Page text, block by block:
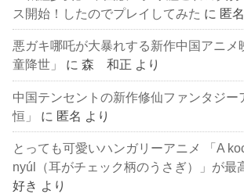
ス開始！したのでプレイしてみた に 匿名
悪ガキ哪吒が大暴れする新作中国アニメ
童降世」
に森 和正 より
中国テンセントの新作修仙ファンタジー
恒」
に 匿名 より
とっても可愛いハンガリーアニメ 「A
nyúl（耳がチェック柄のうさぎ）」が最
好き より